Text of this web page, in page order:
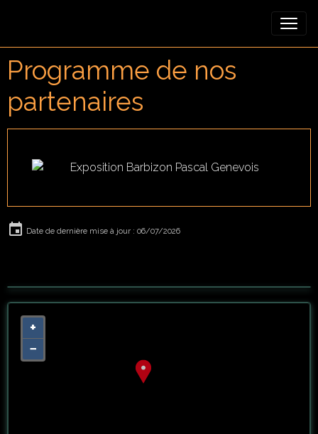
Programme de nos
partenaires
Date de dernière mise à jour : 06/07/2026
+
−